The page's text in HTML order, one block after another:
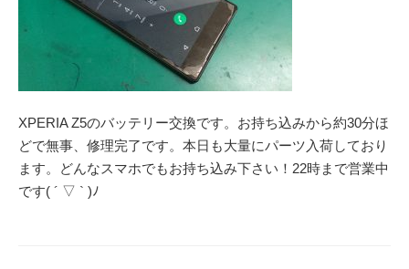
XPERIA Z5のバッテリー交換です。お持ち込みから約30分ほ
どで無事、修理完了です。本日も大量にパーツ入荷しており
ます。どんなスマホでもお持ち込み下さい！22時まで営業中
です( ´ ▽ ` )ﾉ